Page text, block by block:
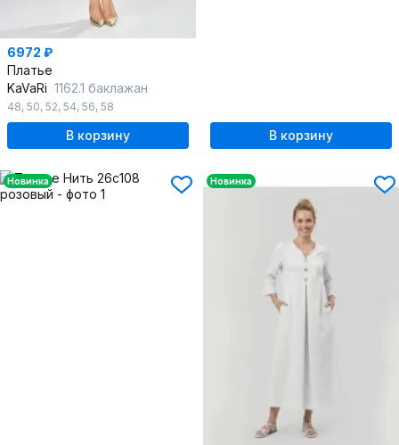
6972 ₽
Платье
KaVaRi 1162.1 баклажан
48, 50, 52, 54, 56, 58
В корзину В корзину
Новинка Новинка